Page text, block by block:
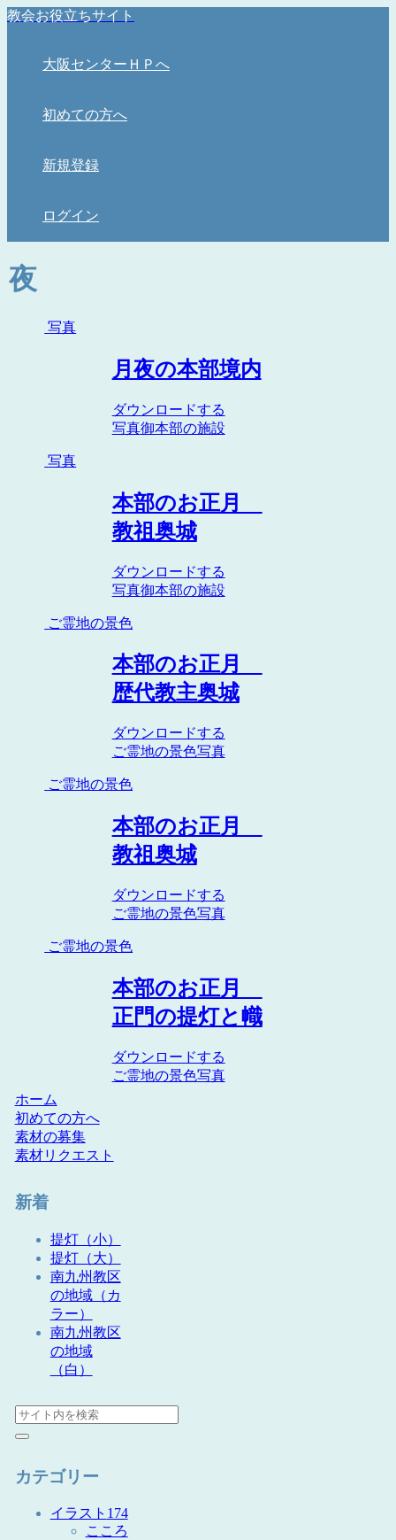
教会お役立ちサイト
大阪センターＨＰへ
初めての方へ
新規登録
ログイン
夜
写真
月夜の本部境内
ダウンロードする
写真御本部の施設
写真
本部のお正月
教祖奥城
ダウンロードする
写真御本部の施設
ご霊地の景色
本部のお正月
歴代教主奥城
ダウンロードする
ご霊地の景色写真
ご霊地の景色
本部のお正月
教祖奥城
ダウンロードする
ご霊地の景色写真
ご霊地の景色
本部のお正月
正門の提灯と幟
ダウンロードする
ご霊地の景色写真
ホーム
初めての方へ
素材の募集
素材リクエスト
新着
提灯（小）
提灯（大）
南九州教区
の地域（カ
ラー）
南九州教区
の地域
（白）
カテゴリー
イラスト 174
こころ